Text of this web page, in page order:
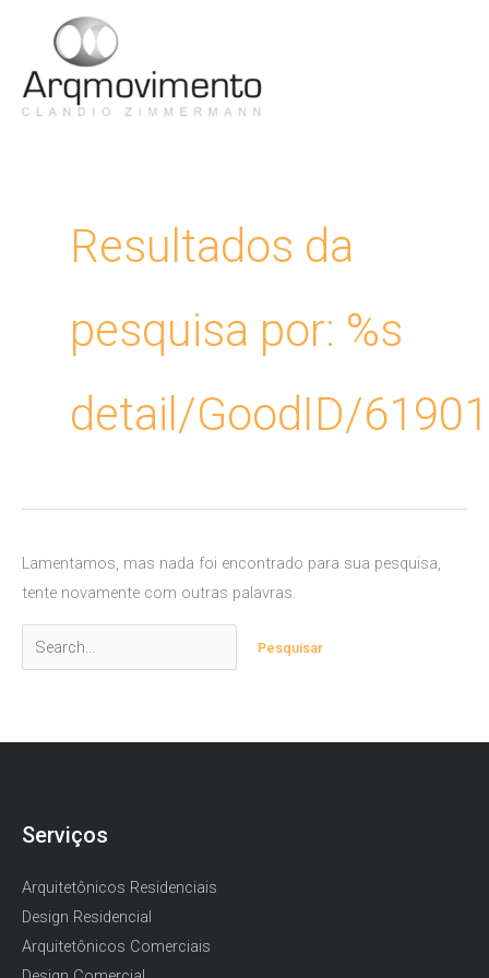
conteúdo
Resultados da
pesquisa por: %s
detail/GoodID/
Lamentamos, mas nada foi encontrado para sua pesquisa,
tente novamente com outras palavras.
Pesquisar
por:
Serviços
Arquitetônicos Residenciais
Design Residencial
Arquitetônicos Comerciais